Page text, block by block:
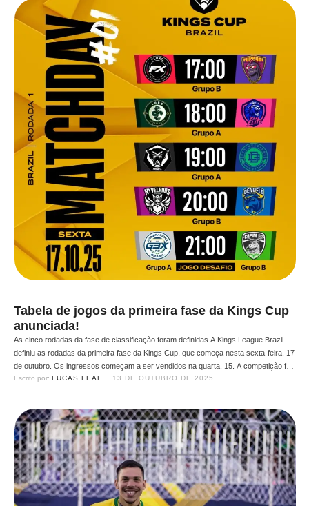
Tabela de jogos da primeira fase da Kings Cup
anunciada!
As cinco rodadas da fase de classificação foram definidas A Kings League Brazil
definiu as rodadas da primeira fase da Kings Cup, que começa nesta sexta-feira, 17
de outubro. Os ingressos começam a ser vendidos na quarta, 15. A competição foi
dividida em 2 grupos, com Fúria, G3X, Desimpedidos Goti, Loud e Real Elite no …
Escrito por: LUCAS LEAL 13 DE OUTUBRO DE 2025